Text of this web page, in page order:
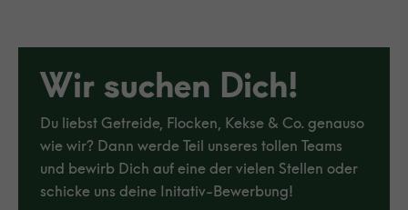
Wir suchen Dich!
Du liebst Getreide, Flocken, Kekse & Co. genauso
wie wir? Dann werde Teil unseres tollen Teams
und bewirb Dich auf eine der vielen Stellen oder
schicke uns deine Initativ-Bewerbung!